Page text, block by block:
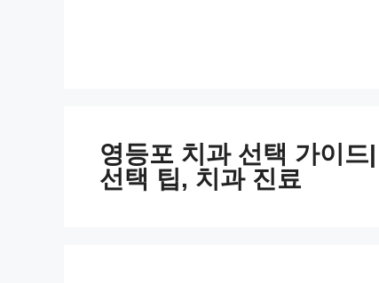
영등포 치과 선택 가이
선택 팁, 치과 진료